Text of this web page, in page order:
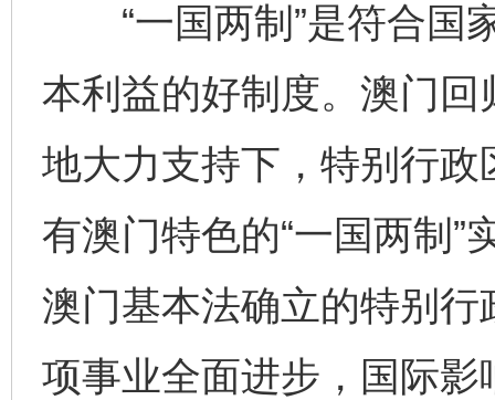
“一国两制”是符合国
本利益的好制度。澳门
地大力支持下，特别行
有澳门特色的“一国两制”
澳门基本法确立的特别
项事业全面进步，国际